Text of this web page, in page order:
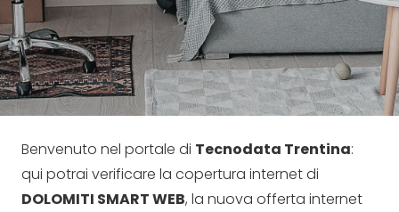
Benvenuto nel portale di Tecnodata Trentina:
qui potrai verificare la copertura internet di
DOLOMITI SMART WEB, la nuova offerta internet